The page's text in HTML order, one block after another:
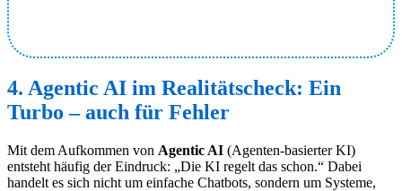
4. Agentic AI im Realitätscheck: Ein
Turbo – auch für Fehler
Mit dem Aufkommen von Agentic AI (Agenten-basierter KI)
entsteht häufig der Eindruck: „Die KI regelt das schon.“ Dabei
handelt es sich nicht um einfache Chatbots, sondern um Systeme,